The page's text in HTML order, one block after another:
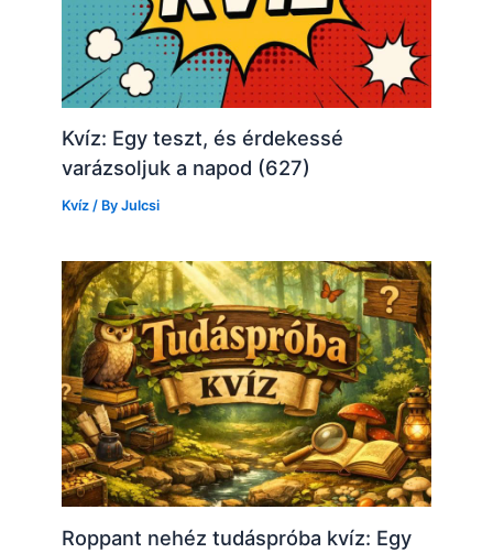
Kvíz: Egy teszt, és érdekessé
varázsoljuk a napod (627)
Kvíz / ByJulcsi
Roppant nehéz tudáspróba kvíz: Egy